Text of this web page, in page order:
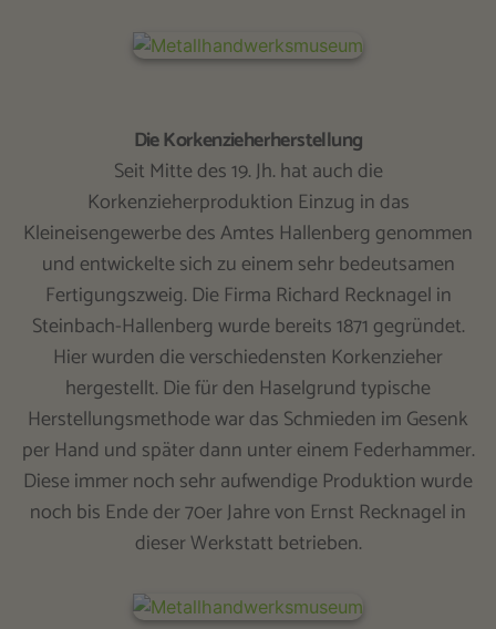
Die Korkenzieherherstellung
Seit Mitte des 19. Jh. hat auch die
Korkenzieherproduktion Einzug in das
Kleineisengewerbe des Amtes Hallenberg genommen
und entwickelte sich zu einem sehr bedeutsamen
Fertigungszweig. Die Firma Richard Recknagel in
Steinbach-Hallenberg wurde bereits 1871 gegründet.
Hier wurden die verschiedensten Korkenzieher
hergestellt. Die für den Haselgrund typische
Herstellungsmethode war das Schmieden im Gesenk
per Hand und später dann unter einem Federhammer.
Diese immer noch sehr aufwendige Produktion wurde
noch bis Ende der 70er Jahre von Ernst Recknagel in
dieser Werkstatt betrieben.